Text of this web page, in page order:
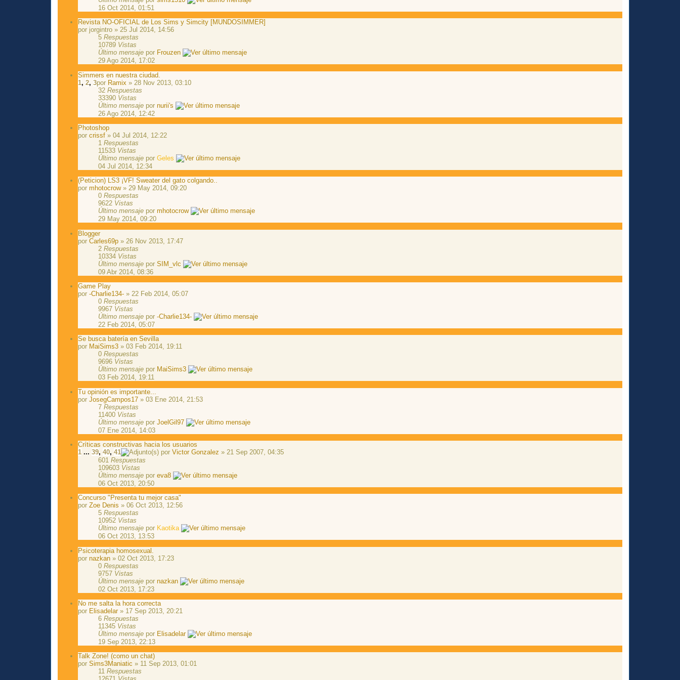
16 Oct 2014, 01:51
Revista NO-OFICIAL de Los Sims y Simcity [MUNDOSIMMER]
por jorgintro » 25 Jul 2014, 14:56
5Respuestas
10789 Vistas
Último mensaje por Frouzen
29 Ago 2014, 17:02
Simmers en nuestra ciudad.
1,2,3por Ramix » 28 Nov 2013, 03:10
32Respuestas
33390 Vistas
Último mensaje pornurii's
26 Ago 2014, 12:42
Photoshop
porcrissf » 04 Jul 2014, 12:22
1Respuestas
11533 Vistas
Último mensaje porGeles
04 Jul 2014, 12:34
(Peticion) LS3 ¡VF! Sweater del gato colgando..
pormhotocrow» 29 May 2014, 09:20
0Respuestas
9622 Vistas
Último mensaje pormhotocrow
29 May 2014, 09:20
Blogger
porCarles69p » 26 Nov 2013, 17:47
2Respuestas
10334 Vistas
Último mensaje porSIM_vlc
09 Abr 2014, 08:36
Game Play
por-Charlie134- » 22 Feb 2014, 05:07
0Respuestas
9967 Vistas
Último mensaje por-Charlie134-
22 Feb 2014, 05:07
Se busca batería en Sevilla
por MaiSims3 » 03 Feb 2014, 19:11
0Respuestas
9696 Vistas
Último mensaje por MaiSims3
03 Feb 2014, 19:11
Tu opinión es importante...
porJosegCampos17 » 03 Ene 2014, 21:53
7Respuestas
11400 Vistas
Último mensaje porJoelGil97
07 Ene 2014, 14:03
Críticas constructivas hacia los usuarios
1 ...39,40,41 porVictor Gonzalez » 21 Sep 2007, 04:35
601Respuestas
109603 Vistas
Último mensaje poreva8
06 Oct 2013, 20:50
Concurso "Presenta tu mejor casa"
porZoe Denis » 06 Oct 2013, 12:56
5Respuestas
10952 Vistas
Último mensaje por Kaotika
06 Oct 2013, 13:53
Psicoterapia homosexual.
pornazkan » 02 Oct 2013, 17:23
0Respuestas
9757 Vistas
Último mensaje pornazkan
02 Oct 2013, 17:23
No me salta la hora correcta
por Elisadelar» 17 Sep 2013, 20:21
6Respuestas
11345 Vistas
Último mensaje por Elisadelar
19 Sep 2013, 22:13
Talk Zone! (como un chat)
porSims3Maniatic » 11 Sep 2013, 01:01
11Respuestas